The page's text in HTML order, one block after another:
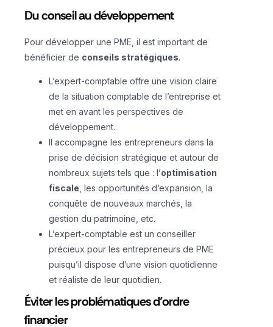
Du conseil au développement
Pour développer une PME, il est important de
bénéficier de conseils stratégiques.
L’expert-comptable offre une vision claire
de la situation comptable de l’entreprise et
met en avant les perspectives de
développement.
Il accompagne les entrepreneurs dans la
prise de décision stratégique et autour de
nombreux sujets tels que : l’optimisation
fiscale, les opportunités d’expansion, la
conquête de nouveaux marchés, la
gestion du patrimoine, etc.
L’expert-comptable est un conseiller
précieux pour les entrepreneurs de PME
puisqu’il dispose d’une vision quotidienne
et réaliste de leur quotidien.
Éviter les problématiques d’ordre
financier